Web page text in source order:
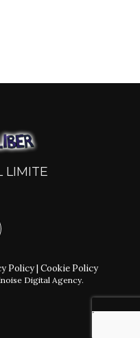
LIMITE
Policy| Cookie Policy
Digital Agency.